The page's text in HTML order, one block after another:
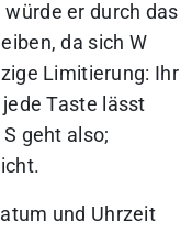
er durch das
da sich W
Limitierung: Ihr
Taste lässt
geht also;
und Uhrzeit